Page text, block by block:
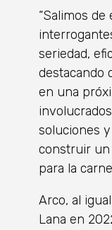
“Salimos
seriedad,
destacando
en una
soluciones
construir
para la
Arco, al
Lana en